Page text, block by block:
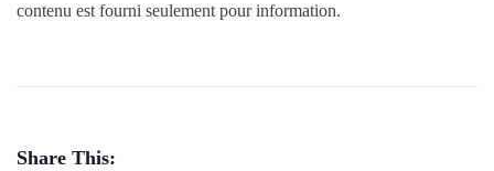
contenu est fourni seulement pour information.
Share This: